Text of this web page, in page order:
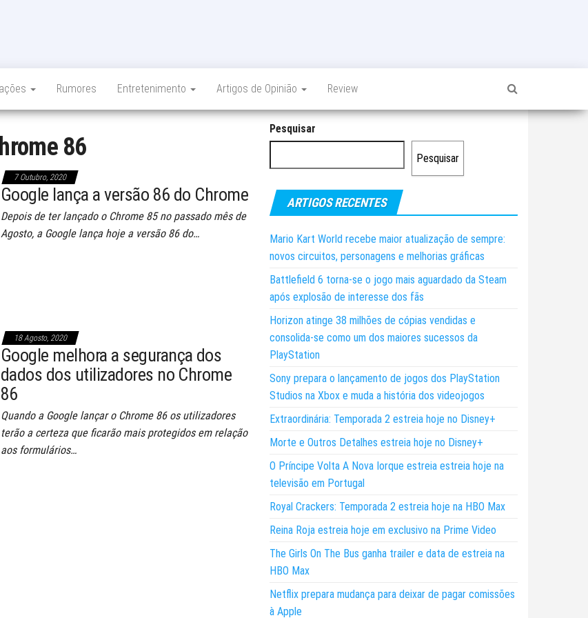
Rumores Entretenimento Artigos de Opinião Review
86
7 Outubro, 2020
Google lança a versão 86 do Chrome
Depois de ter lançado o Chrome 85 no passado mês de
Agosto, a Google lança hoje a versão 86 do…
18 Agosto, 2020
Google melhora a segurança dos
dados dos utilizadores no Chrome
86
Quando a Google lançar o Chrome 86 os utilizadores
terão a certeza que ficarão mais protegidos em relação
aos formulários…
Pesquisar
Pesquisar
ARTIGOS RECENTES
Mario Kart World recebe maior atualização de sempre:
novos circuitos, personagens e melhorias gráficas
Battlefield 6 torna-se o jogo mais aguardado da Steam
após explosão de interesse dos fãs
Horizon atinge 38 milhões de cópias vendidas e
consolida-se como um dos maiores sucessos da
PlayStation
Sony prepara o lançamento de jogos dos PlayStation
Studios na Xbox e muda a história dos videojogos
Extraordinária: Temporada 2 estreia hoje no Disney+
Morte e Outros Detalhes estreia hoje no Disney+
O Príncipe Volta A Nova Iorque estreia estreia hoje na
televisão em Portugal
Royal Crackers: Temporada 2 estreia hoje na HBO Max
Reina Roja estreia hoje em exclusivo na Prime Video
The Girls On The Bus ganha trailer e data de estreia na
HBO Max
Netflix prepara mudança para deixar de pagar comissões
à Apple